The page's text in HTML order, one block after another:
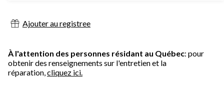
Ajouter au registree
À l'attention des personnes résidant au Québec: pour
obtenir des renseignements sur l'entretien et la
réparation,cliquez ici.